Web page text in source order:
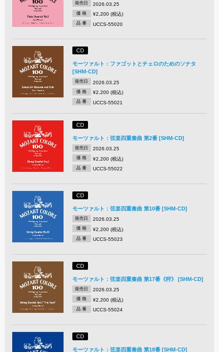
発売日 2026.03.25
価 格 ¥2,200 (税込)
品 番 UCCS-55020
CD
モーツァルト：ファゴットとチェロのためのソナタ
[SHM-CD]
発売日 2026.03.25
価 格 ¥2,200 (税込)
品 番 UCCS-55021
CD
モーツァルト：弦楽四重奏曲 第2番 [SHM-CD]
発売日 2026.03.25
価 格 ¥2,200 (税込)
品 番 UCCS-55022
CD
モーツァルト：弦楽四重奏曲 第10番 [SHM-CD]
発売日 2026.03.25
価 格 ¥2,200 (税込)
品 番 UCCS-55023
CD
モーツァルト：弦楽四重奏曲 第17番《狩》 [SHM-CD]
発売日 2026.03.25
価 格 ¥2,200 (税込)
品 番 UCCS-55024
CD
モーツァルト：弦楽四重奏曲 第18番 [SHM-CD]